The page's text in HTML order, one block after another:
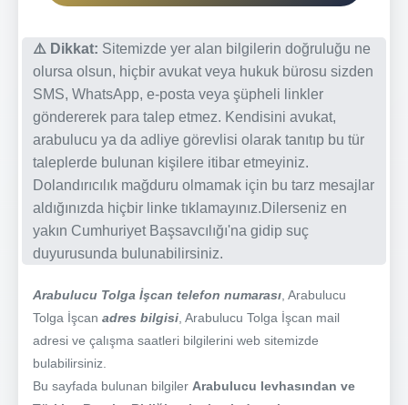
⚠️ Dikkat: Sitemizde yer alan bilgilerin doğruluğu ne
olursa olsun, hiçbir avukat veya hukuk bürosu sizden
SMS, WhatsApp, e-posta veya şüpheli linkler
göndererek para talep etmez. Kendisini avukat,
arabulucu ya da adliye görevlisi olarak tanıtıp bu tür
taleplerde bulunan kişilere itibar etmeyiniz.
Dolandırıcılık mağduru olmamak için bu tarz mesajlar
aldığınızda hiçbir linke tıklamayınız.Dilerseniz en
yakın Cumhuriyet Başsavcılığı'na gidip suç
duyurusunda bulunabilirsiniz.
Arabulucu Tolga İşcan telefon numarası , Arabulucu
Tolga İşcan adres bilgisi , Arabulucu Tolga İşcan mail
adresi ve çalışma saatleri bilgilerini web sitemizde
bulabilirsiniz.
Bu sayfada bulunan bilgiler Arabulucu levhasından ve